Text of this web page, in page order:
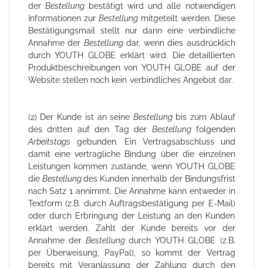
der Bestellung bestätigt wird und alle notwendigen
Informationen zur Bestellung mitgeteilt werden. Diese
Bestätigungsmail stellt nur dann eine verbindliche
Annahme der Bestellung dar, wenn dies ausdrücklich
durch YOUTH GLOBE erklärt wird. Die detaillierten
Produktbeschreibungen von YOUTH GLOBE auf der
Website stellen noch kein verbindliches Angebot dar.
(2) Der Kunde ist an seineBestellung bis zum Ablauf
des dritten auf den Tag der Bestellung folgenden
Arbeitstags
gebunden. Ein Vertragsabschluss und
damit eine vertragliche Bindung über die einzelnen
Leistungen kommen zustande, wenn YOUTH GLOBE
die Bestellungdes Kunden innerhalb der Bindungsfrist
nach Satz 1 annimmt. Die Annahme kann entweder in
Textform (z.B. durch Auftragsbestätigung per E-Mail)
oder durch Erbringung der Leistung an den Kunden
erklärt werden. Zahlt der Kunde bereits vor der
Annahme der Bestellungdurch YOUTH GLOBE (z.B.
per Überweisung, PayPal), so kommt der Vertrag
bereits mit Veranlassung der Zahlung durch den